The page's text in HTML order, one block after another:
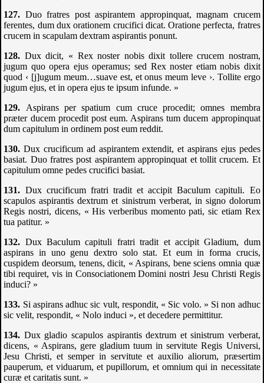
Duo fratres post aspirantem appropinquat, magnam crucem
ferentes, dum dux orationem crucifici dicat. Oratione perfecta, fratres
crucem in scapulam dextram aspirantis ponunt.
Dux dicit, « Rex noster nobis dixit tollere crucem nostram,
jugum quo opera ejus operamus; sed Rex noster etiam nobis dixit
quod ‹ [j]ugum meum…suave est, et onus meum leve ›. Tollite ergo
jugum ejus, et in opera ejus te ipsum infunde. »
Aspirans per spatium cum cruce procedit; omnes membra
præter ducem procedit post eum. Aspirans tum ducem appropinquat
dum capitulum in ordinem post eum reddit.
Dux crucificum ad aspirantem extendit, et aspirans ejus pedes
basiat. Duo fratres post aspirantem appropinquat et tollit crucem. Et
capitulum omne pedes crucifici basiat.
Dux crucificum fratri tradit et accipit Baculum capituli. Eo
scapulos aspirantis dextrum et sinistrum verberat, in signo dolorum
Regis nostri, dicens, « His verberibus momento pati, sic etiam Rex
tua patitur. »
Dux Baculum capituli fratri tradit et accipit Gladium, dum
aspirans in uno genu dextro solo stat. Et eum in forma crucis,
cuspidem deorsum, tenens, dicit, « Aspirans, bene sciens omnia quæ
tibi requiret, vis in Consociationem Domini nostri Jesu Christi Regis
induci? »
Si aspirans adhuc sic vult, respondit, « Sic volo. » Si non adhuc
sic velit, respondit, « Nolo induci », et decedere permittitur.
Dux gladio scapulos aspirantis dextrum et sinistrum verberat,
dicens, « Aspirans, gere gladium tuum in servitute Regis Universi,
Jesu Christi, et semper in servitute et auxilio aliorum, præsertim
pauperum, et viduarum, et pupillorum, et omnium qui in necessitate
curæ et caritatis sunt. »